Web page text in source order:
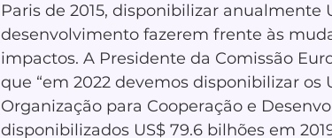
Paris de 2015, disponibilizar anualmente
desenvolvimento fazerem frente às
impactos. A Presidente da Comissão
que “em 2022 devemos disponibilizar os
Organização para Cooperação e
disponibilizados US$ 79.6 bilhões em